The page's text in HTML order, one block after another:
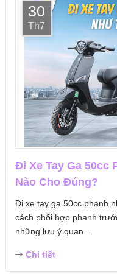
30
Th7
Đi Xe Tay Ga 50cc
Nào Cho Đúng?
Đi xe tay ga 50cc phanh
cách phối hợp phanh
những lưu ý quan...
Chi tiết